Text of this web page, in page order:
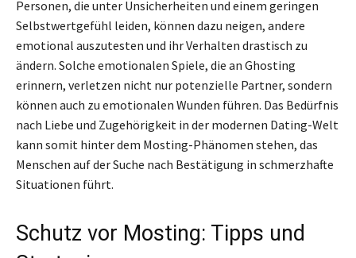
Personen, die unter Unsicherheiten und einem geringen
Selbstwertgefühl leiden, können dazu neigen, andere
emotional auszutesten und ihr Verhalten drastisch zu
ändern. Solche emotionalen Spiele, die an Ghosting
erinnern, verletzen nicht nur potenzielle Partner, sondern
können auch zu emotionalen Wunden führen. Das Bedürfnis
nach Liebe und Zugehörigkeit in der modernen Dating-Welt
kann somit hinter dem Mosting-Phänomen stehen, das
Menschen auf der Suche nach Bestätigung in schmerzhafte
Situationen führt.
Schutz vor Mosting: Tipps und